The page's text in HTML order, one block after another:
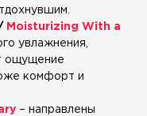
Moisturizing With a
увлажнения,
ощущение
комфорт и
– направлены